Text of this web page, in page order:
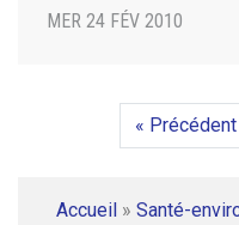
MER 24 FÉV 2010
« Précédent
Accueil » Santé-